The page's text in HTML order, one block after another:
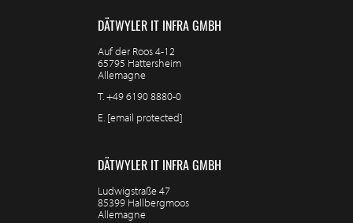
DÄTWYLER IT INFRA GMBH
Auf der Roos 4-12
65795 Hattersheim
Allemagne
T.+49 6190 8880-0
E. [email protected]
DÄTWYLER IT INFRA GMBH
Ludwigstraße 47
85399 Hallbergmoos
Allemagne